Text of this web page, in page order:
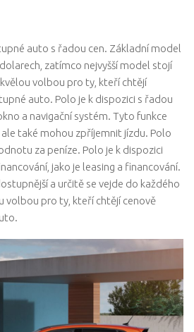
auto s řadou cen. Základní model
zatímco nejvyšší model stojí
volbou pro ty, kteří chtějí
auto. Polo je k dispozici s řadou
a navigační systém. Tyto funkce
také mohou zpříjemnit jízdu. Polo
za peníze. Polo je k dispozici
jako je leasing a financování.
a určitě se vejde do každého
volbou pro ty, kteří chtějí cenově